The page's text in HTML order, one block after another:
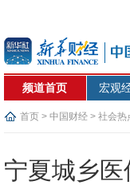
频道首页 宏观
首页 > 中国财经 > 社会热
宁夏城乡